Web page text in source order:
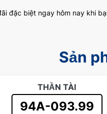
đặc biệt ngay hôm nay khi
Sản
THẦN TÀI
94A-093.99